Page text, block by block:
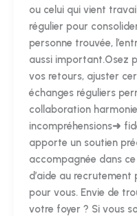
ou celui qui vient
régulier pour
personne trouvée,
aussi important.Osez
vos retours, ajuster
échanges réguliers
collaboration
incompréhensions➜
apporte un soutien
accompagnée dans
d’aide au
pour vous. Envie de
votre foyer ? Si vous